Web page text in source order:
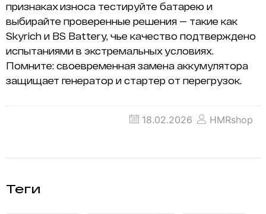
признаках износа тестируйте батарею и
выбирайте проверенные решения — такие как
Skyrich и BS Battery, чье качество подтверждено
испытаниями в экстремальных условиях.
Помните: своевременная замена аккумулятора
защищает генератор и стартер от перегрузок.
18.02.2026 HMRshop
Теги